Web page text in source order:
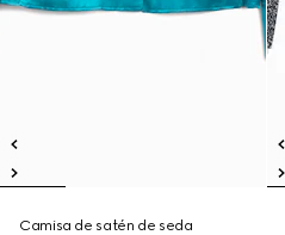
Camisa de satén de seda